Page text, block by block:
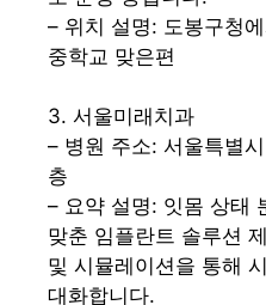
– 위치 설명: 도봉구청
중학교 맞은편
3. 서울미래치과
– 병원 주소: 서울특별
층
– 요약 설명: 잇몸 상태
맞춘 임플란트 솔루션
및 시뮬레이션을 통해
대화합니다.